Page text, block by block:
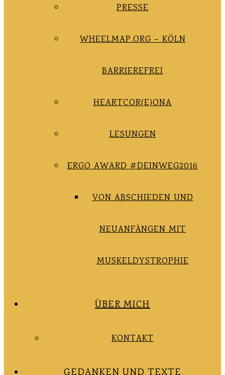
PRESSE
WHEELMAP.ORG – KÖLN
BARRIEREFREI
HEARTCOR(E)ONA
LESUNGEN
ERGO AWARD #DEINWEG2016
VON ABSCHIEDEN UND
NEUANFÄNGEN MIT
MUSKELDYSTROPHIE
ÜBER MICH
KONTAKT